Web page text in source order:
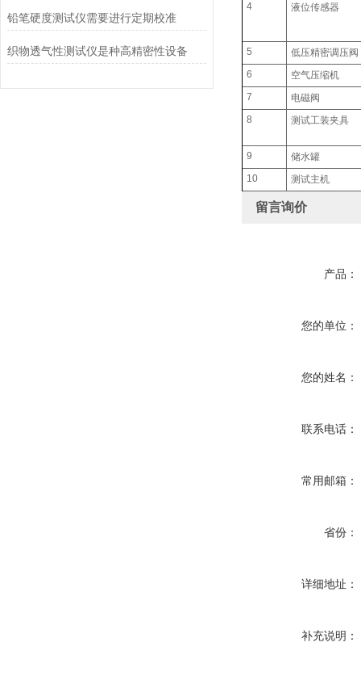
铅笔硬度测试仪需要进行定期校准
织物透气性测试仪是种高精密性设备
4 液位传感器
5
低压精密调压阀
6
空气压缩机
7
电磁阀
8
测试工装夹具
9
储水罐
10
测试主机
留言询价
产品：
您的单位：
您的姓名：
联系电话：
常用邮箱：
省份：
详细地址：
补充说明：